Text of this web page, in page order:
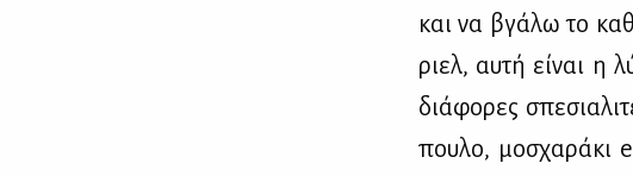
και να βγά­λω το
ριελ, αυ­τή εί­ναι η
διά­φο­ρες
που­λο, μο­σχα­ρά­κι